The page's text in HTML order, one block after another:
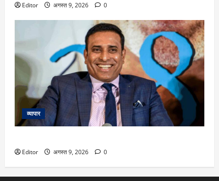
Editor अगस्त 9, 2026 0
व्यापार
Editor अगस्त 9, 2026 0